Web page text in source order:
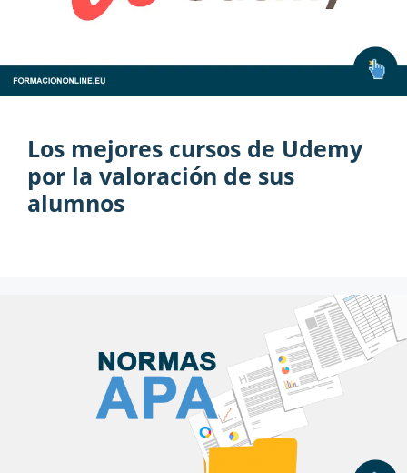
Los mejores cursos de Udemy
por la valoración de sus
alumnos